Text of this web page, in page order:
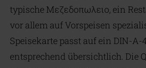
typische Mεζεδοπωλειο, ein
vor allem auf Vorspeisen
Speisekarte passt auf ein DIN-
entsprechend übersichtlich. Die